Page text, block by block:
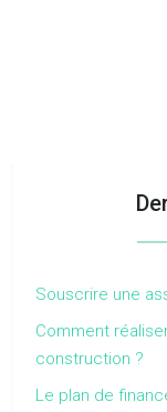
Souscrire une
Comment
construction ?
Le plan de